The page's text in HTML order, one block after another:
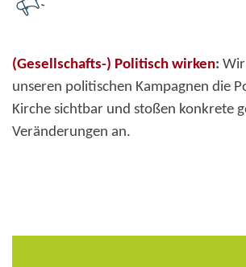
(Gesellschafts-) Politisch wirken:
unseren politischen Kampagnen die
Kirche sichtbar und stoßen konkrete
Veränderungen an.